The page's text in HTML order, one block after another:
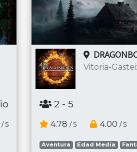
/ 5
Vitoria-
2 - 5
4.78 / 5 4.00 / 5
Aventura Edad Media